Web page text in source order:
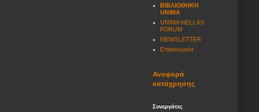
ΒΙΒΛΙΟΘΗΚΗ
UNIMA
UNIMA HELLAS
FORUM
NEWSLETTER
Επικοινωνία
Αναφορά
κατάχρησης
Συνεργάτες